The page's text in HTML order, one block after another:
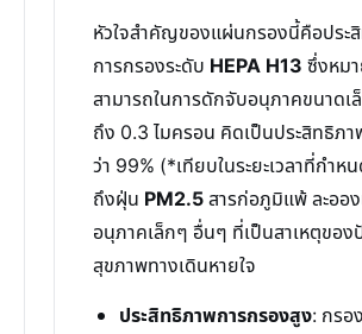
หัวใจสำคัญของแผ่นกรองนี้คือประ
การกรองระดับ HEPA H13 ซึ่งหม
สามารถในการดักจับอนุภาคขนาดเ
ถึง 0.3 ไมครอน คิดเป็นประสิทธิภ
ว่า 99% (*เทียบในระยะเวลาที่กำห
ถึงฝุ่น PM2.5สารก่อภูมิแพ้ ละออง
อนุภาคเล็กๆ อื่นๆ ที่เป็นสาเหตุขอ
สุขภาพทางเดินหายใจ
ประสิทธิภาพการกรองสูง: กรอ